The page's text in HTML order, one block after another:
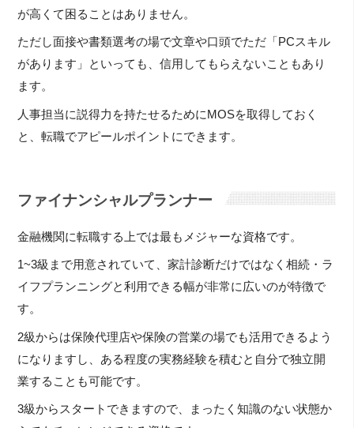
が高くて困ることはありません。
ただし面接や書類選考の場で文章や口頭でただ「PCスキル
があります」といっても、信用してもらえないこともあり
ます。
人事担当に説得力を持たせるためにMOSを取得しておく
と、転職でアピールポイントにできます。
ファイナンシャルプランナー
金融機関に転職する上では最もメジャーな資格です。
1~3級まで用意されていて、家計診断だけではなく相続・ラ
イフプランニングと利用できる幅が非常に広いのが特徴で
す。
2級からは保険代理店や保険の営業の場でも活用できるよう
になりますし、ある程度の実務経験を積むと自分で独立開
業することも可能です。
3級からスタートできますので、まったく知識のない状態か